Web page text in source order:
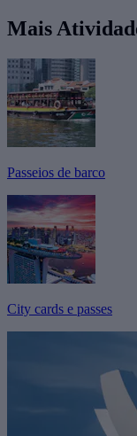
Mais
Passeios de barco
City cards e passes